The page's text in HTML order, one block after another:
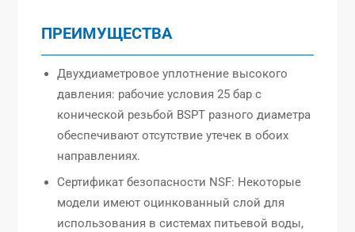
ПРЕИМУЩЕСТВА
Двухдиаметровое уплотнение высокого
давления: рабочие условия 25 бар с
конической резьбой BSPT разного диаметра
обеспечивают отсутствие утечек в обоих
направлениях.
Сертификат безопасности NSF: Некоторые
модели имеют оцинкованный слой для
использования в системах питьевой воды,